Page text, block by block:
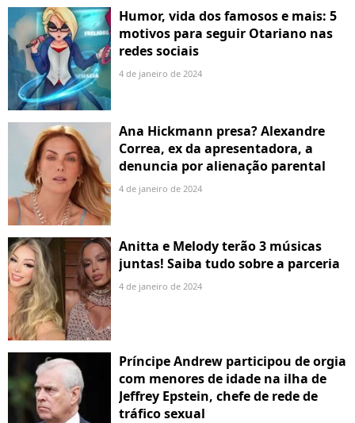
Humor, vida dos famosos e mais: 5
motivos para seguir Otariano nas
redes sociais
4 de janeiro de 2024
Ana Hickmann presa? Alexandre
Correa, ex da apresentadora, a
denuncia por alienação parental
4 de janeiro de 2024
Anitta e Melody terão 3 músicas
juntas! Saiba tudo sobre a parceria
4 de janeiro de 2024
Príncipe Andrew participou de orgia
com menores de idade na ilha de
Jeffrey Epstein, chefe de rede de
tráfico sexual